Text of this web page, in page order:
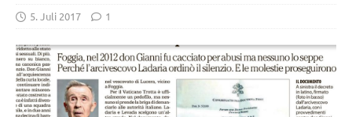
5. Juli 2017 1